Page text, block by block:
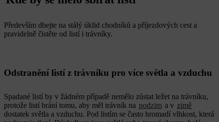
Především dbejte na stálý úklid chodníků a příjezdových cest a
pravidelně čistěte od listí i trávníky.
Odstranění listí z trávníku pro více světla a vzduchu
Spadané listí by v žádném případě nemělo zůstat ležet na trávníku,
protože listí brání tomu, aby měl trávník na podzim a v zimě
dostatek světla a vzduchu. Pod listím se často hromadí vlhkost, která